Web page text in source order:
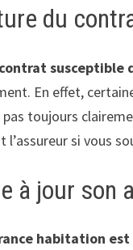
du
susceptible
En effet,
toujours
si vous
à jour son
habitation est